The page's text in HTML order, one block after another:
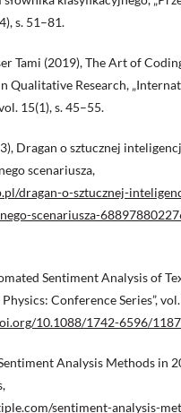
s. 51–81.
Tami (2019), The Art of
Qualitative Research,
15(1), s. 45–55.
Dragan o sztucznej
scenariusza,
dragan-o-sztucznej-
scenariusza-
Sentiment Analysis of
Conference Series”,
10.1088/1742-6596/
Analysis Methods in
sentiment-analysis-